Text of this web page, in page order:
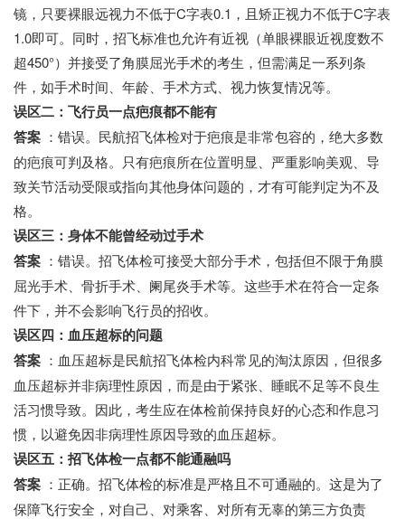
镜，只要裸眼远视力不低于C字表0.1，且矫正视力不低于C字表
1.0即可。同时，招飞标准也允许有近视（单眼裸眼近视度数不
超450°）并接受了角膜屈光手术的考生，但需满足一系列条
件，如手术时间、年龄、手术方式、视力恢复情况等。
误区二：飞行员一点疤痕都不能有
答案 ：错误。民航招飞体检对于疤痕是非常包容的，绝大多数
的疤痕可判及格。只有疤痕所在位置明显、严重影响美观、导
致关节活动受限或指向其他身体问题的，才有可能判定为不及
格。
误区三：身体不能曾经动过手术
答案 ：错误。招飞体检可接受大部分手术，包括但不限于角膜
屈光手术、骨折手术、阑尾炎手术等。这些手术在符合一定条
件下，并不会影响飞行员的招收。
误区四：血压超标的问题
答案 ：血压超标是民航招飞体检内科常见的淘汰原因，但很多
血压超标并非病理性原因，而是由于紧张、睡眠不足等不良生
活习惯导致。因此，考生应在体检前保持良好的心态和作息习
惯，以避免因非病理性原因导致的血压超标。
误区五：招飞体检一点都不能通融吗
答案 ：正确。招飞体检的标准是严格且不可通融的。这是为了
保障飞行安全，对自己、对乘客、对所有无辜的第三方负责